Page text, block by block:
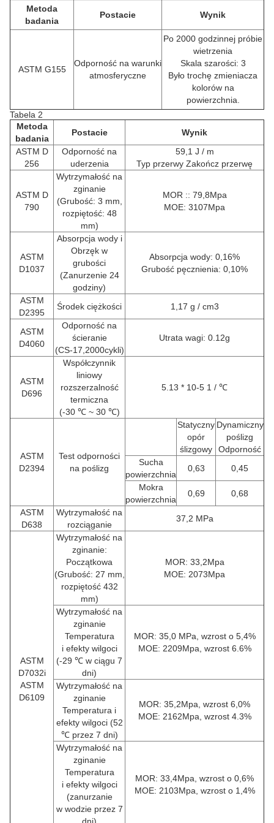
Metoda
badania
Postacie Wynik
ASTM G155
Odporność na warunki
atmosferyczne
Po 2000 godzinnej próbie
wietrzenia
Skala szarości: 3
Było trochę zmieniacza
kolorów na
powierzchnia.
Tabela 2
Metoda
badania
Postacie
Wynik
ASTM D
256
Odporność na
uderzenia
59,1 J / m
Typ przerwy Zakończ przerwę
ASTM D
790
Wytrzymałość na
zginanie
(Grubość: 3 mm,
rozpiętość: 48
mm)
MOR :: 79,8Mpa
MOE: 3107Mpa
ASTM
D1037
Absorpcja wody i
Obrzęk w
grubości
(Zanurzenie 24
godziny)
Absorpcja wody: 0,16%
Grubość pęcznienia: 0,10%
ASTM
D2395
Środek ciężkości 1,17 g / cm3
ASTM
D4060
Odporność na
ścieranie
(CS-17,2000cykli)
Utrata wagi: 0.12g
ASTM
D696
Współczynnik
liniowy
rozszerzalność
termiczna
(-30 ℃ ~ 30 ℃)
5.13 * 10-5 1 / ℃
ASTM
D2394
Test odporności
na poślizg
Statyczny
opór
ślizgowy
Dynamiczny
poślizg
Odporność
Sucha
powierzchnia
0,63
0,45
Mokra
powierzchnia
0,69
0,68
ASTM
D638
Wytrzymałość na
rozciąganie
37,2 MPa
ASTM
D7032i
ASTM
D6109
Wytrzymałość na
zginanie:
Początkowa
(Grubość: 27 mm,
rozpiętość 432
mm)
MOR: 33,2Mpa
MOE: 2073Mpa
Wytrzymałość na
zginanie
Temperatura
i efekty wilgoci
(-29 ℃ w ciągu 7
dni)
MOR: 35,0 MPa, wzrost o 5,4%
MOE: 2209Mpa, wzrost 6.6%
Wytrzymałość na
zginanie
Temperatura i
efekty wilgoci (52
℃ przez 7 dni)
MOR: 35,2Mpa, wzrost 6,0%
MOE: 2162Mpa, wzrost 4.3%
Wytrzymałość na
zginanie
Temperatura
i efekty wilgoci
(zanurzanie
w wodzie przez 7
MOR: 33,4Mpa, wzrost o 0,6%
MOE: 2103Mpa, wzrost o 1,4%